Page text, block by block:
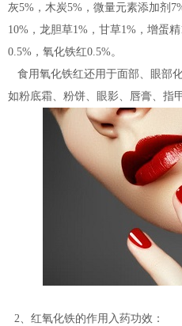
灰5%，木炭5%，微量元素添加剂
10%，龙胆草1%，甘草1%，增蛋
0.5%，氧化铁红0.5%。
食用氧化铁红还用于面部、眼部
如粉底霜、粉饼、眼影、唇膏、指
2、红氧化铁的作用入药功效：